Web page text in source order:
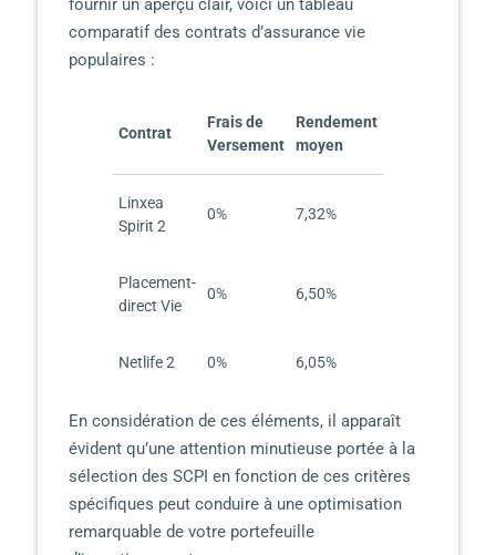
comparatif des contrats d’assurance vie
populaires :
Contrat
Frais de
Versement
Rendement
moyen
Linxea
Spirit 2
0% 7,32%
Placement-
direct Vie
0% 6,50%
Netlife 2 0% 6,05%
En considération de ces éléments, il apparaît
évident qu’une attention minutieuse portée à la
sélection des SCPI en fonction de ces critères
spécifiques peut conduire à une optimisation
remarquable de votre portefeuille